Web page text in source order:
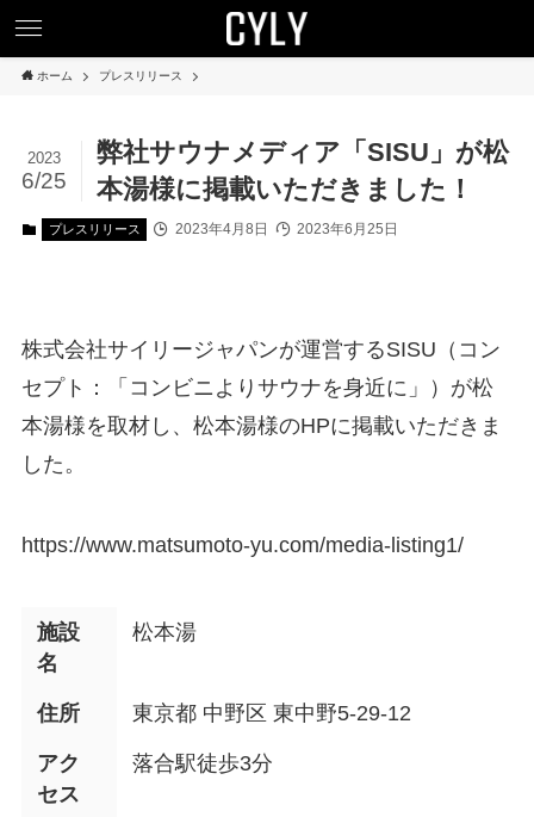
ホーム プレスリリース
弊社サウナメディア「SISU」が松
本湯様に掲載いただきました！
2023
6/25
プレスリリース 2023年4月8日 2023年6月25日
株式会社サイリージャパンが運営するSISU（コン
セプト：「コンビニよりサウナを身近に」）が松
本湯様を取材し、松本湯様のHPに掲載いただきま
した。
https://www.matsumoto-yu.com/media-listing1/
施設
名
松本湯
住所 東京都 中野区 東中野5-29-12
アク
セス
落合駅徒歩3分